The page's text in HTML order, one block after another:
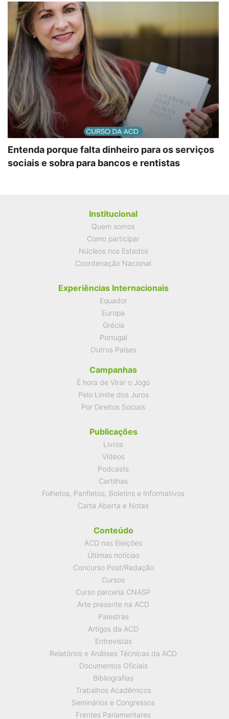
Entenda porque falta dinheiro para os serviços
sociais e sobra para bancos e rentistas
Institucional
Quem somos
Como participar
Núcleos nos Estados
Coordenação Nacional
Experiências Internacionais
Equador
Europa
Grécia
Portugal
Outros Países
Campanhas
É hora de Virar o Jogo
Pelo Limite dos Juros
Por Direitos Sociais
Publicações
Livros
Vídeos
Podcasts
Cartilhas
Folhetos, Panfletos, Boletins e Informativos
Carta Aberta e Notas
Conteúdo
ACD nas Eleições
Últimas notícias
Concurso Post/Redação
Cursos
Curso parceria CNASP
Arte presente na ACD
Palestras
Artigos da ACD
Entrevistas
Relatórios e Análises Técnicas da ACD
Documentos Oficiais
Bibliografias
Trabalhos Acadêmicos
Seminários e Congressos
Frentes Parlamentares